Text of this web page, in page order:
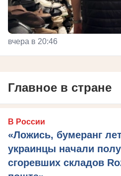
вчера в 20:46
Главное в стране
В России
«Ложись, бумеранг
украинцы начали
сгоревших складов